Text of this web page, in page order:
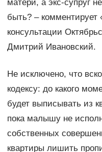
матери, а экс-супруг
быть? – комментирует
консультации
Дмитрий Ивановский.
Не исключено, что
кодексу: до какого
будет выписывать из
пока малышу не
собственных
квартиры лишить